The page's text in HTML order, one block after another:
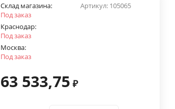
Артикул: 105065
Склад магазина:
Под заказ
Краснодар:
Под заказ
Москва:
Под заказ
63 533,75 ₽